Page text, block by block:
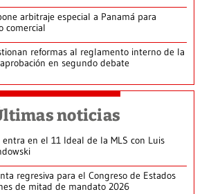
arbitraje especial a Panamá para
comercial
reformas al reglamento interno de la
en segundo debate
noticias
entra en el 11 Ideal de la MLS con Luis
regresiva para el Congreso de Estados
de mitad de mandato 2026